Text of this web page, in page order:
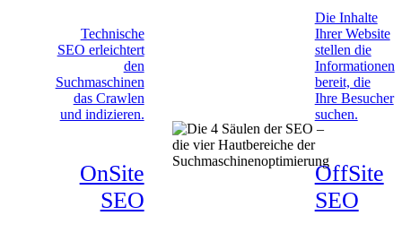
Technische
SEO erleichtert
den
Suchmaschinen
das Crawlen
und indizieren.
OnSite
SEO
Die Inhalte
Ihrer Website
stellen die
Informationen
bereit, die
Ihre Besucher
suchen.
OffSite
SEO